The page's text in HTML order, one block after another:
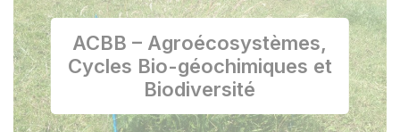
ACBB – Agroécosystèmes,
Cycles Bio-géochimiques et
Biodiversité